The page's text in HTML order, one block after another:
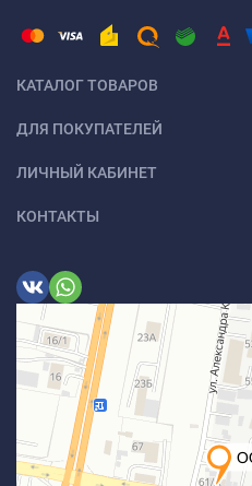
КАТАЛОГ ТОВАРОВ
ДЛЯ ПОКУПАТЕЛЕЙ
ЛИЧНЫЙ КАБИНЕТ
КОНТАКТЫ